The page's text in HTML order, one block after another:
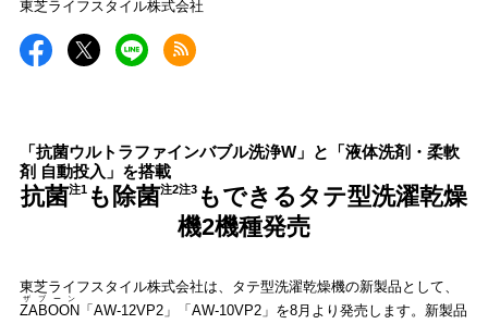
「抗菌ウルトラファインバブル洗浄W」と「液体洗剤・柔軟
剤 自動投入」を搭載
抗菌注1 も除菌注2注3 もできるタテ型洗濯乾燥
機2機種発売
東芝ライフスタイル株式会社
東芝ライフスタイル株式会社は、タテ型洗濯乾燥機の新製品として、
ZABOON
ザブーン
「AW-12VP2」「AW-10VP2」を8月より発売します。新製品